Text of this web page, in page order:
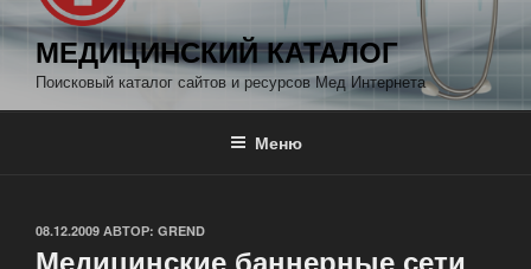
МЕДИЦИНСКИЙ КАТАЛОГ
Поисковый каталог сайтов и ресурсов Мед Интернета
Меню
ОПУБЛИКОВАНО
08.12.2009 АВТОР: GREND